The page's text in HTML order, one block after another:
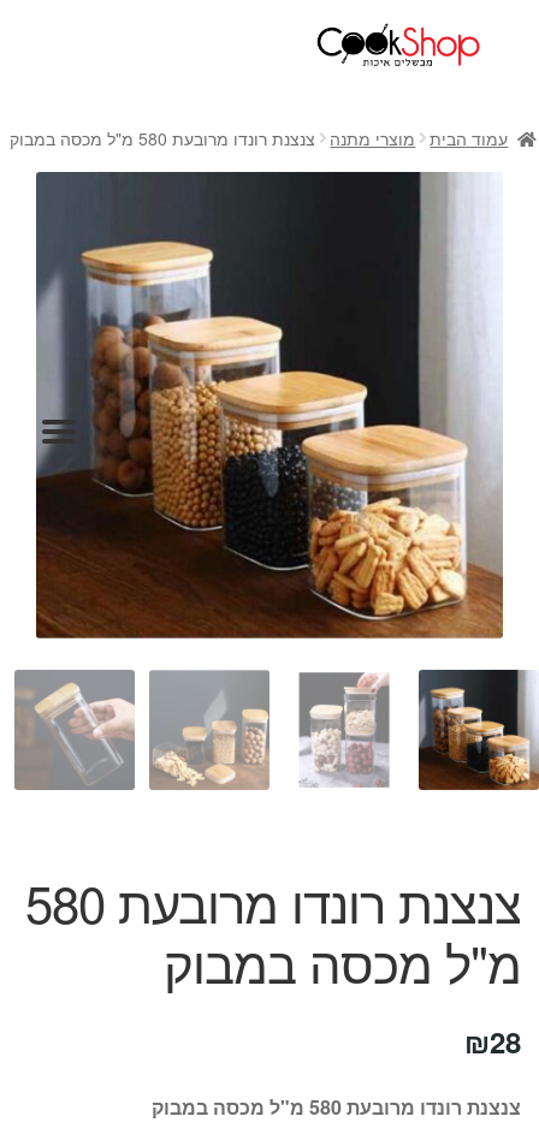
חנות
כלי בישול
קפה ותה
גיפט קארד
כלי בית
המותגים שלנו
חגים
מתנות לחנוכת בית
מתכונים שלכם
מאמרים
עגלת קניות
תשלום
עמוד הבית מוצרי מתנה צנצנת רונדו מרובעת 580 מ"ל מכסה במבוק
צנצנת רונדו מרובעת 580
מ"ל מכסה במבוק
₪28
צנצנת רונדו מרובעת 580 מ"ל מכסה במבוק